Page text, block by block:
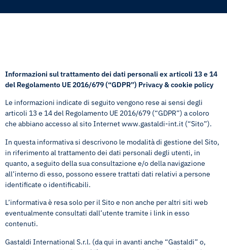
Informazioni sul trattamento dei dati personali ex articoli 13 e 14
del Regolamento UE 2016/679 (“GDPR”) Privacy & cookie policy
Le informazioni indicate di seguito vengono rese ai sensi degli
articoli 13 e 14 del Regolamento UE 2016/679 (“GDPR”) a coloro
che abbiano accesso al sito Internet www.gastaldi-int.it (“Sito”).
In questa informativa si descrivono le modalità di gestione del Sito,
in riferimento al trattamento dei dati personali degli utenti, in
quanto, a seguito della sua consultazione e/o della navigazione
all’interno di esso, possono essere trattati dati relativi a persone
identificate o identificabili.
L’informativa è resa solo per il Sito e non anche per altri siti web
eventualmente consultati dall’utente tramite i link in esso
contenuti.
Gastaldi International S.r.l. (da qui in avanti anche “Gastaldi” o,